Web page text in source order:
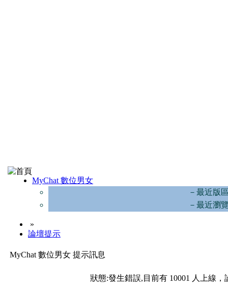
MyChat 數位男女
－最近版
－最近瀏
»
論壇提示
MyChat 數位男女 提示訊息
狀態:發生錯誤,目前有 10001 人上線